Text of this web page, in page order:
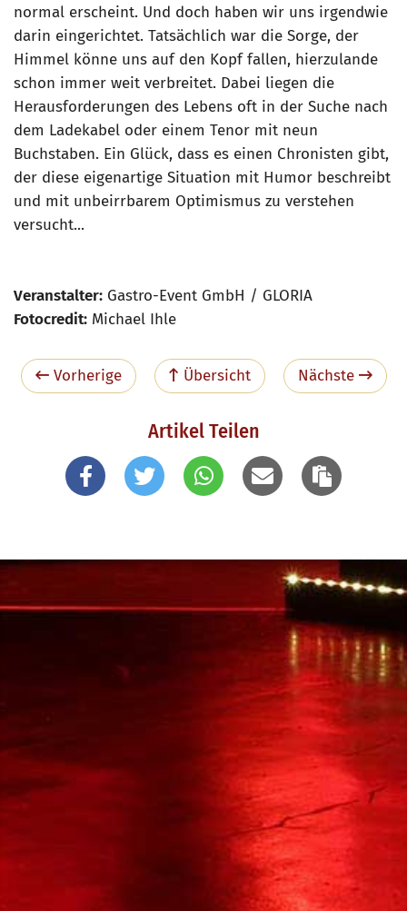
normal erscheint. Und doch haben wir uns irgendwie
darin eingerichtet. Tatsächlich war die Sorge, der
Himmel könne uns auf den Kopf fallen, hierzulande
schon immer weit verbreitet. Dabei liegen die
Herausforderungen des Lebens oft in der Suche nach
dem Ladekabel oder einem Tenor mit neun
Buchstaben. Ein Glück, dass es einen Chronisten gibt,
der diese eigenartige Situation mit Humor beschreibt
und mit unbeirrbarem Optimismus zu verstehen
versucht...
Veranstalter: Gastro-Event GmbH / GLORIA
Fotocredit: Michael Ihle
Vorherige Übersicht Nächste
Artikel Teilen